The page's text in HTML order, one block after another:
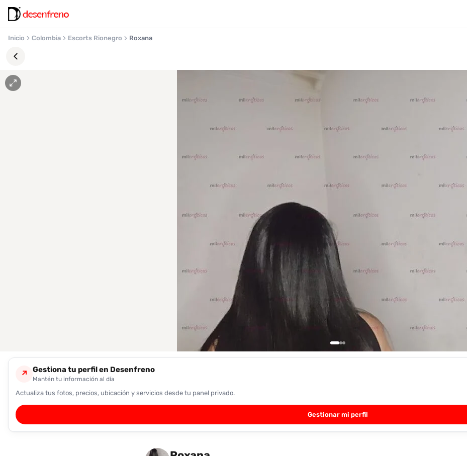
Inicio Colombia Escorts Rionegro Roxana
↗ Gestiona tu perfil en Desenfreno
Mantén tu información al día
Actualiza tus fotos, precios, ubicación y servicios desde tu panel privado.
Gestionar mi perfil